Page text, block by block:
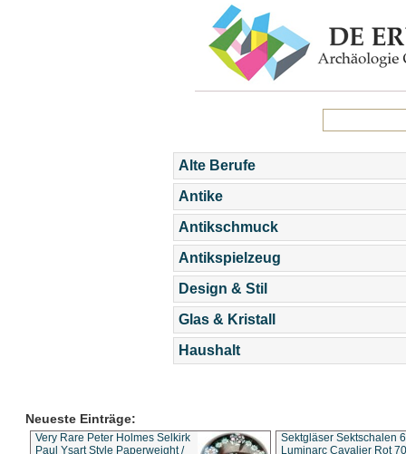
Alte Berufe
Antike
Antikschmuck
Antikspielzeug
Design & Stil
Glas & Kristall
Haushalt
Neueste Einträge:
Very Rare Peter Holmes Selkirk
Paul Ysart Style Paperweight /
Sektgläser Sektschalen
Luminarc Cavalier Rot